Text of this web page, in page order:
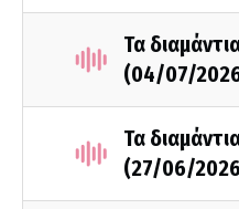
Τα
(04/07/
Τα
(27/06/